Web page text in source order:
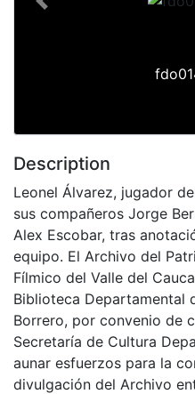
Previous
Description
Leonel Álvarez, jugador
sus compañeros Jorge
Alex Escobar, tras
equipo. El Archivo del
Fílmico del Valle del
Biblioteca Departamental
Borrero, por convenio de
Secretaría de Cultura
aunar esfuerzos para la
divulgación del Archivo